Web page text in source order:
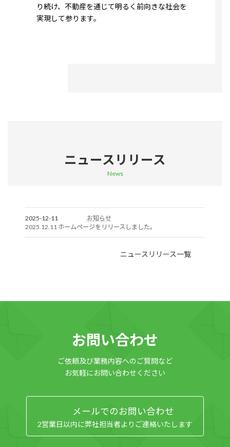
り続け、不動産を通じて明るく前向きな社会を
実現して参ります。
ニュースリリース
News
2025-12-11
お知らせ
2025.12.11 ホームページをリリースしました。
ニュースリリース一覧
お問い合わせ
ご依頼及び業務内容へのご質問など
お気軽にお問い合わせください
メールでのお問い合わせ
2営業日以内に弊社担当者よりご連絡いたします